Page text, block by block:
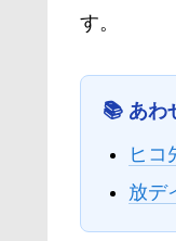
す。
📚 あわ
ヒコ
放デ